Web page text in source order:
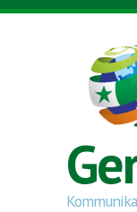
Skip to main content